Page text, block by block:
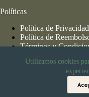
Utilizamos cookies
Políticas
Política de Privacidad
Política de
Términos y